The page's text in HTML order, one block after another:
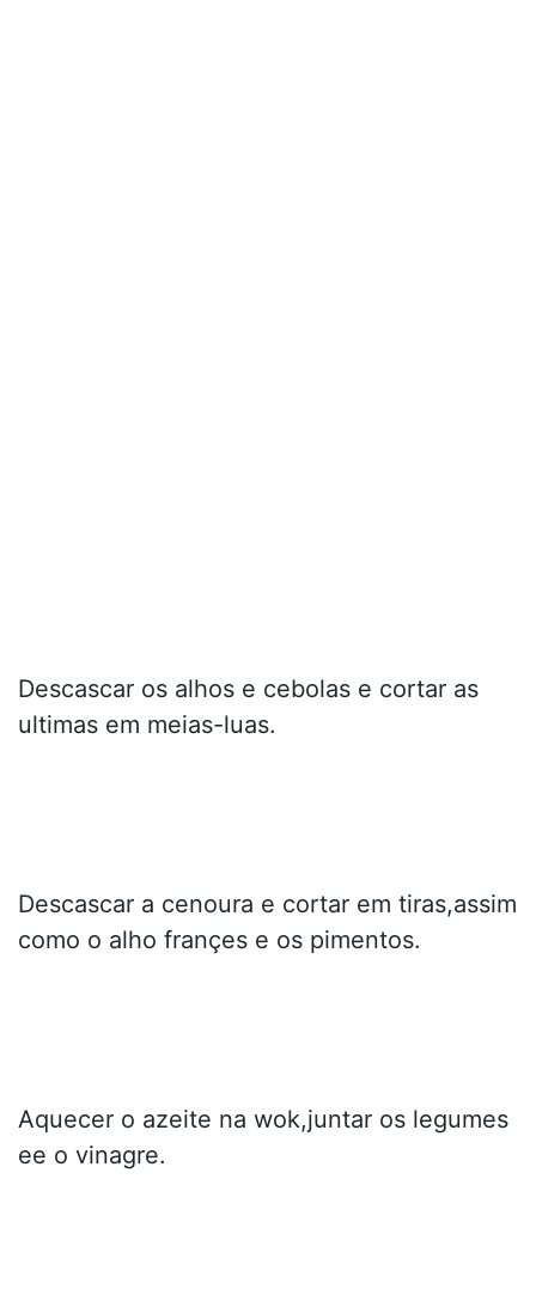
Descascar os alhos e cebolas e cortar as
ultimas em meias-luas.
Descascar a cenoura e cortar em tiras,assim
como o alho françes e os pimentos.
Aquecer o azeite na wok,juntar os legumes
ee o vinagre.